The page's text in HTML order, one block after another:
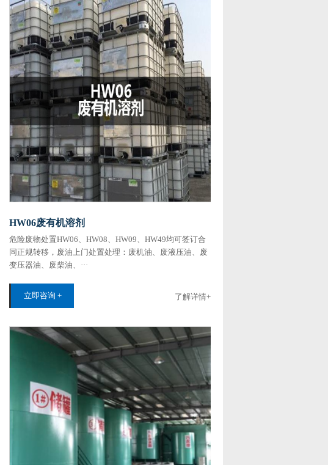
HW06废有机溶剂
危险废物处置HW06、HW08、HW09、HW49均可签订合
同正规转移，废油上门处置处理：废机油、废液压油、废
变压器油、废柴‌‌油‌‌‌‌、···
立即咨询 + 了解详情+